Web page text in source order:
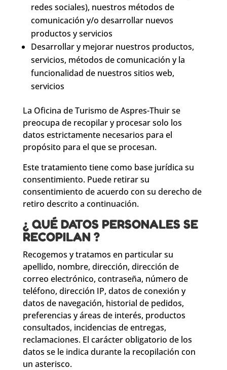
redes sociales), nuestros métodos de
comunicación y/o desarrollar nuevos
productos y servicios
Desarrollar y mejorar nuestros productos,
servicios, métodos de comunicación y la
funcionalidad de nuestros sitios web,
servicios
La Oficina de Turismo de Aspres-Thuir se
preocupa de recopilar y procesar solo los
datos estrictamente necesarios para el
propósito para el que se procesan.
Este tratamiento tiene como base jurídica su
consentimiento. Puede retirar su
consentimiento de acuerdo con su derecho de
retiro descrito a continuación.
¿ QUÉ DATOS PERSONALES SE
RECOPILAN ?
Recogemos y tratamos en particular su
apellido, nombre, dirección, dirección de
correo electrónico, contraseña, número de
teléfono, dirección IP, datos de conexión y
datos de navegación, historial de pedidos,
preferencias y áreas de interés, productos
consultados, incidencias de entregas,
reclamaciones. El carácter obligatorio de los
datos se le indica durante la recopilación con
un asterisco.